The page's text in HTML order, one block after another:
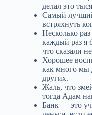
делал это
Самый
встряхнуть
Несколько
каждый раз я
что сказали
Хорошее
как много мы
других.
Жаль, что
тогда Адам
Банк — это